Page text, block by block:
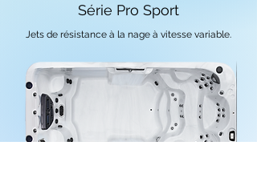
Série Pro Sport
Jets de résistance à la nage à vitesse variable.